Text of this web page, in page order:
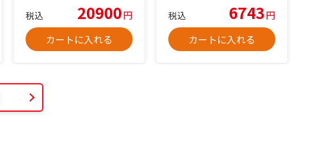
税込 20900円
カートに入れる
税込 6743円
カートに入れる